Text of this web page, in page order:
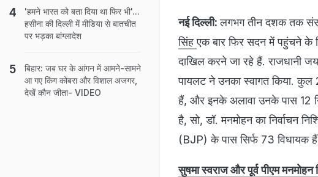
नई दिल्ली: लगभग तीन दशक तक
सिंहएक बार फिर सदन में पहुंचने के
दाखिल करने जा रहे हैं. राजधानी
पायलट ने उनका स्वागत किया. कुल
हैं, और इनके अलावा उनके पास 12
है, सो, डॉ. मनमोहन का निर्वाचन
(BJP) के पास सिर्फ 73 विधायक
सुषमा स्वराज और पूर्व पीएम
'हमने भारत को बता दिया था फिर भी'...
हसीना की दिल्ली में मीडिया से बातचीत
पर भड़का बांग्लादेश
बिहार: जब घर के आंगन में आमने-सामने
आ गए किंग कोबरा और विशाल अजगर,
देखें कौन जीता- VIDEO